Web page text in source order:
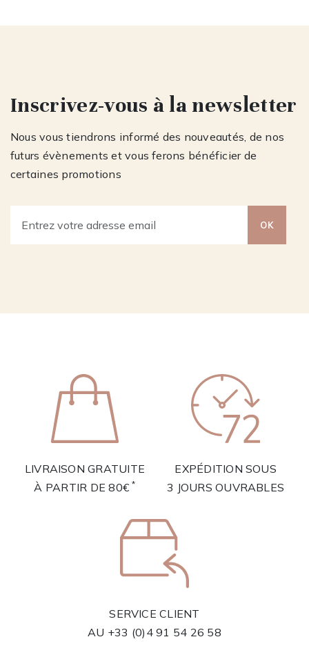
Inscrivez-vous à la newsletter
Nous vous tiendrons informé des nouveautés, de nos
futurs évènements et vous ferons bénéficier de
certaines promotions
OK
LIVRAISON GRATUITE
À PARTIR DE 80€ *
EXPÉDITION SOUS
3 JOURS OUVRABLES
SERVICE CLIENT
AU +33 (0)4 91 54 26 58